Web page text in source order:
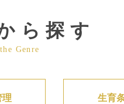
ら探す
Genre
理 生育